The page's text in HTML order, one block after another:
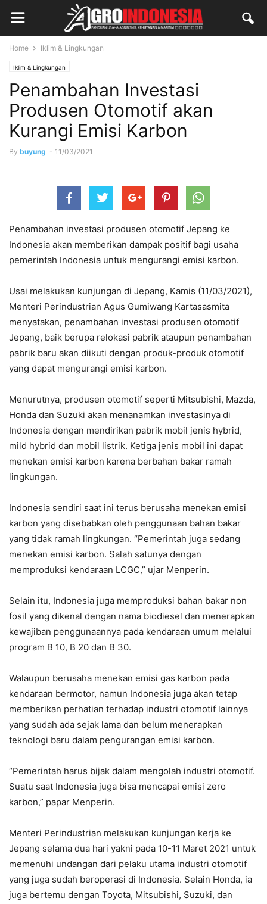
Home Iklim & Lingkungan
Iklim & Lingkungan
Penambahan Investasi
Produsen Otomotif akan
Kurangi Emisi Karbon
By buyung - 11/03/2021
Penambahan investasi produsen otomotif Jepang ke
Indonesia akan memberikan dampak positif bagi usaha
pemerintah Indonesia untuk mengurangi emisi karbon.
Usai melakukan kunjungan di Jepang, Kamis (11/03/2021),
Menteri Perindustrian Agus Gumiwang Kartasasmita
menyatakan, penambahan investasi produsen otomotif
Jepang, baik berupa relokasi pabrik ataupun penambahan
pabrik baru akan diikuti dengan produk-produk otomotif
yang dapat mengurangi emisi karbon.
Menurutnya, produsen otomotif seperti Mitsubishi, Mazda,
Honda dan Suzuki akan menanamkan investasinya di
Indonesia dengan mendirikan pabrik mobil jenis hybrid,
mild hybrid dan mobil listrik. Ketiga jenis mobil ini dapat
menekan emisi karbon karena berbahan bakar ramah
lingkungan.
Indonesia sendiri saat ini terus berusaha menekan emisi
karbon yang disebabkan oleh penggunaan bahan bakar
yang tidak ramah lingkungan. “Pemerintah juga sedang
menekan emisi karbon. Salah satunya dengan
memproduksi kendaraan LCGC,” ujar Menperin.
Selain itu, Indonesia juga memproduksi bahan bakar non
fosil yang dikenal dengan nama biodiesel dan menerapkan
kewajiban penggunaannya pada kendaraan umum melalui
program B 10, B 20 dan B 30.
Walaupun berusaha menekan emisi gas karbon pada
kendaraan bermotor, namun Indonesia juga akan tetap
memberikan perhatian terhadap industri otomotif lainnya
yang sudah ada sejak lama dan belum menerapkan
teknologi baru dalam pengurangan emisi karbon.
“Pemerintah harus bijak dalam mengolah industri otomotif.
Suatu saat Indonesia juga bisa mencapai emisi zero
karbon,” papar Menperin.
Menteri Perindustrian melakukan kunjungan kerja ke
Jepang selama dua hari yakni pada 10-11 Maret 2021 untuk
memenuhi undangan dari pelaku utama industri otomotif
yang juga sudah beroperasi di Indonesia. Selain Honda, ia
juga bertemu dengan Toyota, Mitsubishi, Suzuki, dan